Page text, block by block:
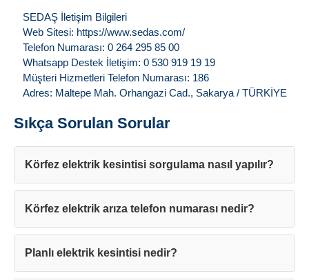
SEDAŞ İletişim Bilgileri
Web Sitesi: https://www.sedas.com/
Telefon Numarası: 0 264 295 85 00
Whatsapp Destek İletişim: 0 530 919 19 19
Müşteri Hizmetleri Telefon Numarası: 186
Adres: Maltepe Mah. Orhangazi Cad., Sakarya / TÜRKİYE
Sıkça Sorulan Sorular
Körfez elektrik kesintisi sorgulama nasıl yapılır?
Körfez elektrik arıza telefon numarası nedir?
Planlı elektrik kesintisi nedir?